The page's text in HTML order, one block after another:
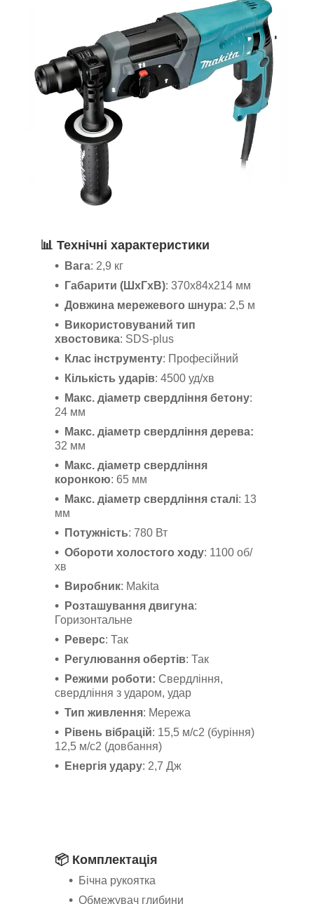
📊 Технічні характеристики
Вага: 2,9 кг
Габарити (ШхГхВ): 370х84х214 мм
Довжина мережевого шнура: 2,5 м
Використовуваний тип
хвостовика: SDS-plus
Клас інструменту: Професійний
Кількість ударів: 4500 уд/хв
Макс. діаметр свердління бетону:
24 мм
Макс. діаметр свердління дерева:
32 мм
Макс. діаметр свердління
коронкою: 65 мм
Макс. діаметр свердління сталі: 13
мм
Потужність: 780 Вт
Обороти холостого ходу: 1100 об/
хв
Виробник: Makita
Розташування двигуна:
Горизонтальне
Реверс: Так
Регулювання обертів: Так
Режими роботи: Свердління,
свердління з ударом, удар
Тип живлення: Мережа
Рівень вібрацій: 15,5 м/с2 (буріння)
12,5 м/с2 (довбання)
Енергія удару: 2,7 Дж
📦 Комплектація
Бічна рукоятка
Обмежувач глибини